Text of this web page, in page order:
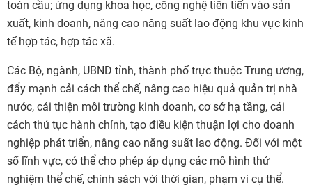
toàn cầu; ứng dụng khoa học, công nghệ tiên tiến vào sản
xuất, kinh doanh, nâng cao năng suất lao động khu vực kinh
tế hợp tác, hợp tác xã.
Các Bộ, ngành, UBND tỉnh, thành phố trực thuộc Trung ương,
đẩy mạnh cải cách thể chế, nâng cao hiệu quả quản trị nhà
nước, cải thiện môi trường kinh doanh, cơ sở hạ tầng, cải
cách thủ tục hành chính, tạo điều kiện thuận lợi cho doanh
nghiệp phát triển, nâng cao năng suất lao động. Đối với một
số lĩnh vực, có thể cho phép áp dụng các mô hình thử
nghiệm thể chế, chính sách với thời gian, phạm vi cụ thể.